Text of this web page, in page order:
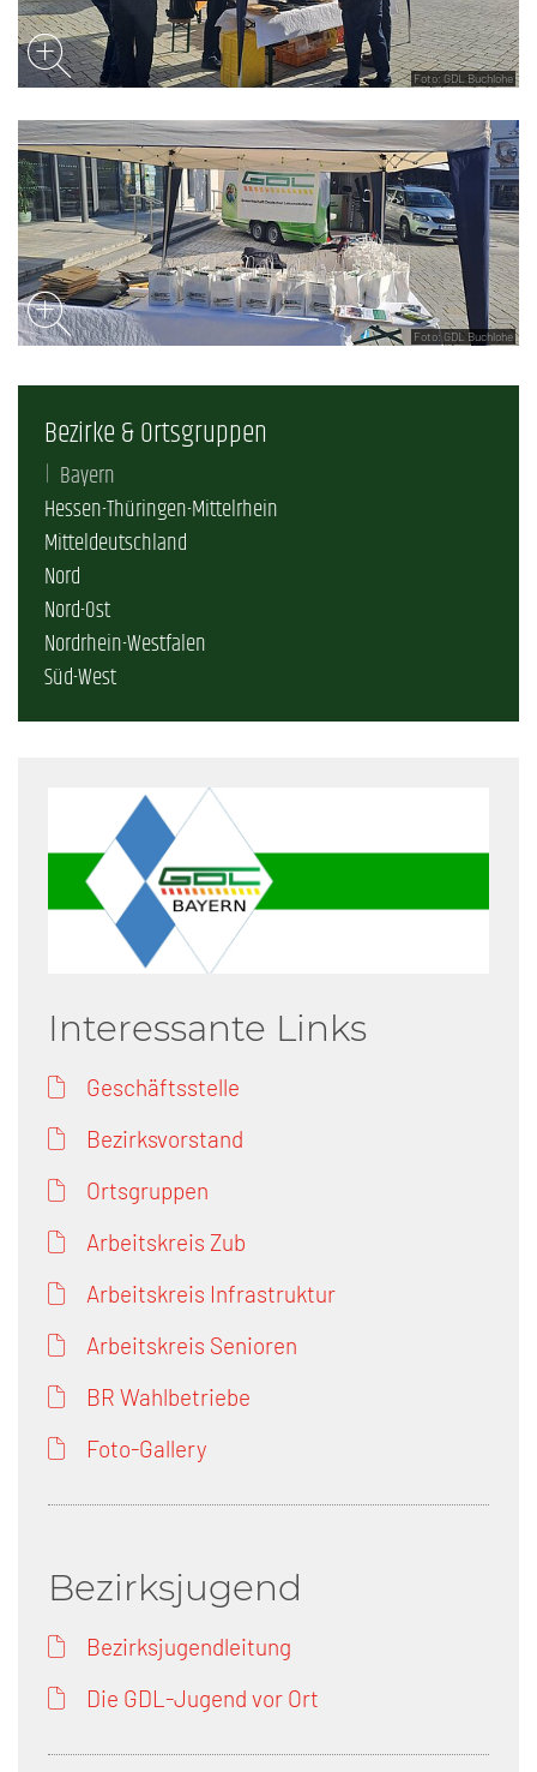
Foto: GDL Buchlohe
Foto: GDL Buchlohe
Bezirke & Ortsgruppen
Bayern
Hessen-Thüringen-Mittelrhein
Mitteldeutschland
Nord
Nord-Ost
Nordrhein-Westfalen
Süd-West
Interessante Links
Geschäftsstelle
Bezirksvorstand
Ortsgruppen
Arbeitskreis Zub
Arbeitskreis Infrastruktur
Arbeitskreis Senioren
BR Wahlbetriebe
Foto-Gallery
Bezirksjugend
Bezirksjugendleitung
Die GDL-Jugend vor Ort